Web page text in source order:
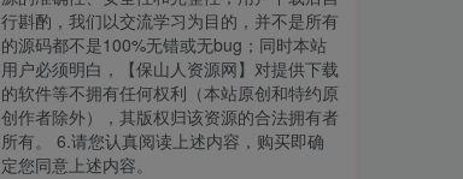
行斟酌，我们以交流学习为目的，并不是所有
的源码都不是100%无错或无bug；同时本站
用户必须明白，【保山人资源网】对提供下载
的软件等不拥有任何权利（本站原创和特约原
创作者除外），其版权归该资源的合法拥有者
所有。 6.请您认真阅读上述内容，购买即确
定您同意上述内容。